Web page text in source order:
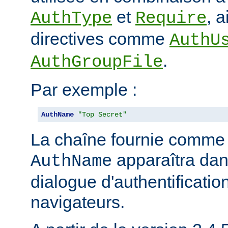
AuthType et Require,
directives comme
AuthGroupFile.
Par exemple :
AuthName "Top Secret"
La chaîne fournie
AuthName apparaîtra
dialogue
navigateurs.